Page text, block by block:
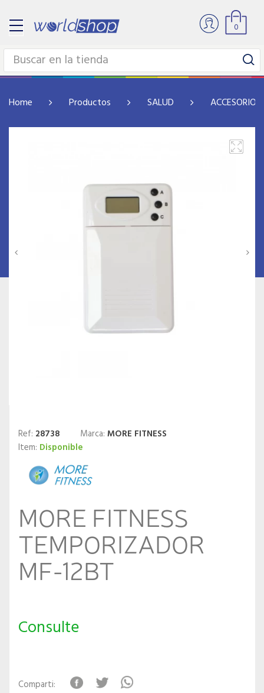
0
Home Productos SALUD ACCESORIOS
Ref: 28738 Marca: MORE FITNESS
Item: Disponible
MORE FITNESS
TEMPORIZADOR
MF-12BT
Consulte
Comparti: